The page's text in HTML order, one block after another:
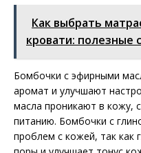
Как выбрать
кровати: полезные
Бомбочки с эфирными
аромат и улучшают
масла проникают в кожу,
питанию. Бомбочки с
проблем с кожей, так как